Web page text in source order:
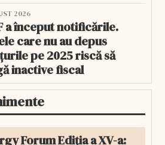
2026
a început notificările.
care nu au depus
pe 2025 riscă să
inactive fiscal
Forum Ediția a XV-a: